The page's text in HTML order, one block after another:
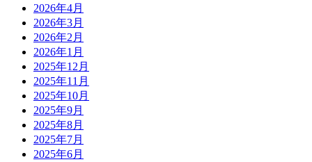
2026年4月
2026年3月
2026年2月
2026年1月
2025年12月
2025年11月
2025年10月
2025年9月
2025年8月
2025年7月
2025年6月